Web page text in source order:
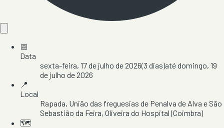
📅
Data
sexta-feira, 17 de julho de 2026(3 dias)atédomingo, 19
de julho de 2026
📍
Local
Rapada, União das freguesias de Penalva de Alva e São
Sebastião da Feira, Oliveira do Hospital(Coimbra)
🗺️